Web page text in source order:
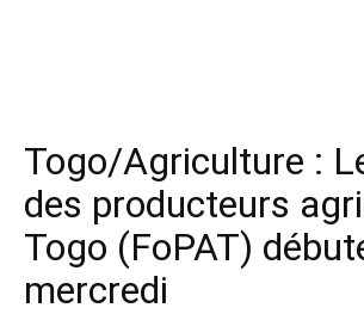
Togo/Agriculture :
des producteurs
Togo (FoPAT)
mercredi